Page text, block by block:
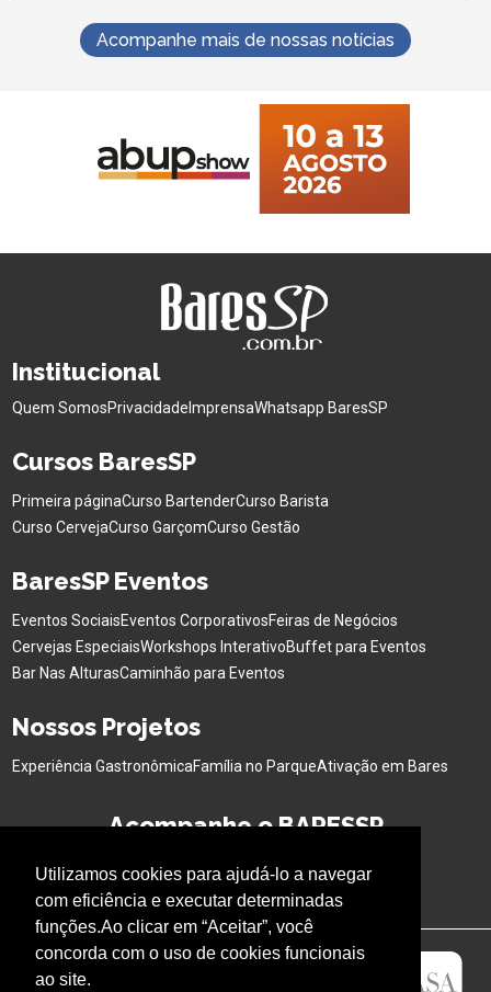
Utilizamos cookies para ajudá-lo a navegar
com eficiência e executar determinadas
funções.Ao clicar em “Aceitar”, você
concorda com o uso de cookies funcionais
ao site.
Acompanhe mais de nossas notícias
Institucional
Quem SomosPrivacidade ImprensaWhatsapp BaresSP
Cursos BaresSP
Primeira páginaCurso BartenderCurso Barista
Curso CervejaCurso GarçomCurso Gestão
BaresSP Eventos
Eventos SociaisEventos CorporativosFeiras de Negócios
Cervejas EspeciaisWorkshops InterativoBuffet para Eventos
Bar Nas AlturasCaminhão para Eventos
Nossos Projetos
Experiência GastronômicaFamília no ParqueAtivação em Bares
Acompanhe o BARESSP